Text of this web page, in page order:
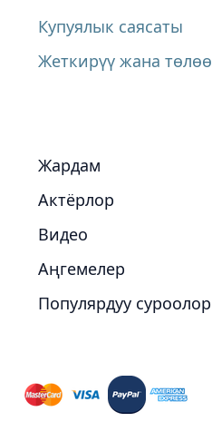
Купуялык саясаты
Жеткирүү жана төлөө
Жардам
Актёрлор
Видео
Аңгемелер
Популярдуу суроолор